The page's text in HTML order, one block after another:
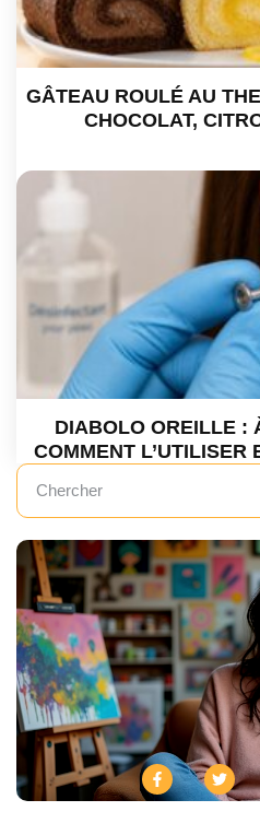
GÂTEAU ROULÉ AU
CHOCOLAT,
DIABOLO OREILLE :
COMMENT L’UTILISER